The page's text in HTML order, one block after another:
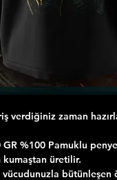
verdiğiniz zaman
GR %100 Pamuklu
kumaştan üretilir.
bütünleşen